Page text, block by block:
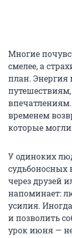
Многие
смелее, а
план. Энергия
временем
которые
У одиноких
судьбоносных
через друзей
напоминает:
усилия.
и позволить
урок июня —